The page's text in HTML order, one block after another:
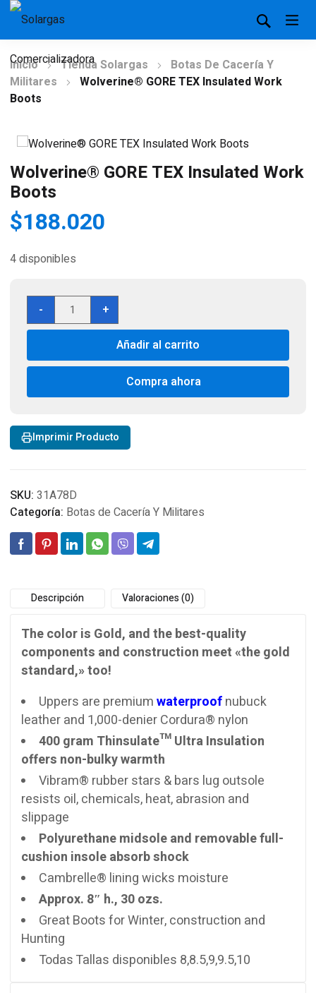
Inicio Tienda Solargas
Botas De Cacería Y
Militares
Wolverine® GORE TEX Insulated Work
Boots
Wolverine® GORE TEX Insulated Work
Boots
$188.020
4 disponibles
-
Wolverine®
GORE
TEX
Work
cantidad
+
Añadir al carrito
Compra ahora
Imprimir Producto
SKU: 31A78D
Categoría: Botas de Cacería Y Militares
Descripción Valoraciones (0)
The color is Gold, and the best-quality
components and construction meet «the gold
standard,» too!
Uppers are premiumwaterproofnubuck
leather and 1,000-denier Cordura® nylon
400 gram Thinsulate™ Ultra Insulation
offers non-bulky warmth
Vibram® rubber stars & bars lug outsole
resists oil, chemicals, heat, abrasion and
slippage
Polyurethane midsole and removable full-
cushion insole absorb shock
Cambrelle® lining wicks moisture
Approx. 8″ h., 30 ozs.
Great Boots for Winter, construction and
Hunting
Todas Tallas disponibles 8,8.5,9,9.5,10